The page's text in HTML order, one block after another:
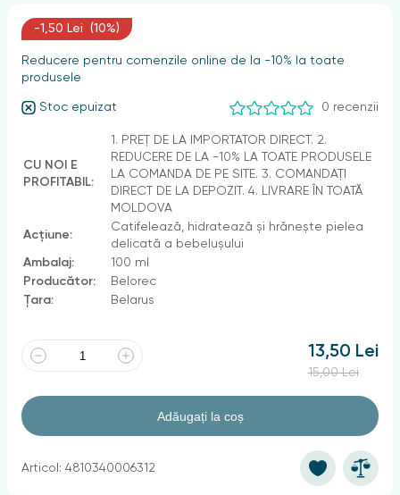
-1,50 Lei (10%)
Reducere pentru comenzile online de la -10% la toate
produsele
Stoc epuizat 0 recenzii
CU NOI E
PROFITABIL:
1. PREȚ DE LA IMPORTATOR DIRECT. 2.
REDUCERE DE LA -10% LA TOATE PRODUSELE
LA COMANDA DE PE SITE. 3. COMANDAȚI
DIRECT DE LA DEPOZIT. 4. LIVRARE ÎN TOATĂ
MOLDOVA
Acțiune:
Сatifelează, hidratează și hrănește pielea
delicată a bebelușului
Ambalaj:
100 ml
Producător:
Belorec
Țara:
Belarus
13,50 Lei
15,00 Lei
Adăugați la coș
Articol: 4810340006312